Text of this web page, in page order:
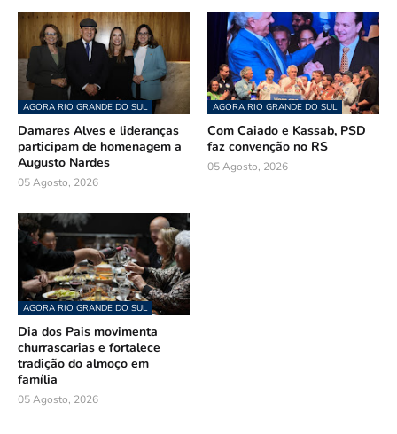
AGORA RIO GRANDE DO SUL
Damares Alves e lideranças
participam de homenagem a
Augusto Nardes
05 Agosto, 2026
AGORA RIO GRANDE DO SUL
Com Caiado e Kassab, PSD
faz convenção no RS
05 Agosto, 2026
AGORA RIO GRANDE DO SUL
Dia dos Pais movimenta
churrascarias e fortalece
tradição do almoço em
família
05 Agosto, 2026